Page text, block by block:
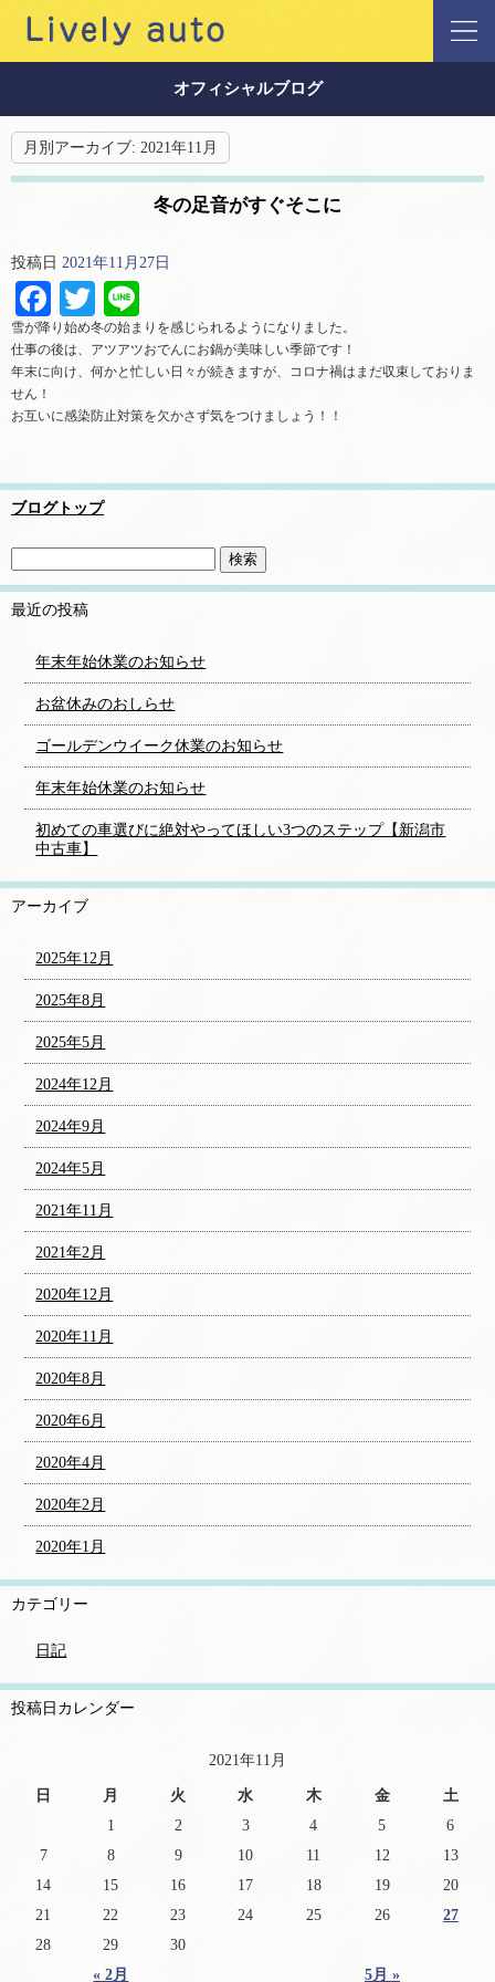
オフィシャルブログ
月別アーカイブ: 2021年11月
冬の足音がすぐそこに
投稿日 2021年11月27日
Facebook
Twitter
雪が降り始め冬の始まりを感じられるようになりました。
仕事の後は、アツアツおでんにお鍋が美味しい季節です！
年末に向け、何かと忙しい日々が続きますが、コロナ禍はまだ収束しておりま
せん！
お互いに感染防止対策を欠かさず気をつけましょう！！
ブログトップ
最近の投稿
年末年始休業のお知らせ
お盆休みのおしらせ
ゴールデンウイーク休業のお知らせ
年末年始休業のお知らせ
初めての車選びに絶対やってほしい3つのステップ【新潟市
中古車】
アーカイブ
2025年12月
2025年8月
2025年5月
2024年12月
2024年9月
2024年5月
2021年11月
2021年2月
2020年12月
2020年11月
2020年8月
2020年6月
2020年4月
2020年2月
2020年1月
カテゴリー
日記
投稿日カレンダー
2021年11月
日 月 火 水 木 金 土
« 2月 5月 »
1 2 3 4 5
6
7
8 9 10 11 12
13
14
15 16 17 18 19
20
21
22 23 24 25 26
27
28
29 30